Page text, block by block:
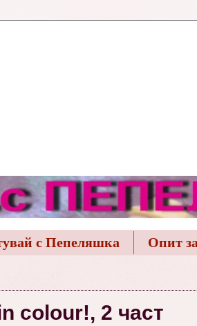
с Пепеляшка Опит
colour!, 2 част